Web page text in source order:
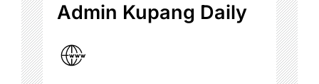
Admin Kupang Daily